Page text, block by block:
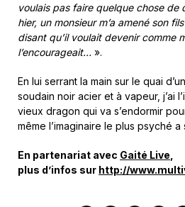
voulais pas faire quelque chose de
hier, un monsieur m’a amené son
disant qu’il voulait devenir comme
l’encourageait… ».
En lui serrant la main sur le quai
soudain noir acier et à vapeur, j’ai
vieux dragon qui va s’endormir
même l’imaginaire le plus psyché a
En partenariat avec Gaité Live
plus d’infos sur http://